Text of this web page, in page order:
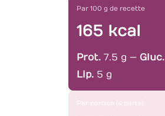
Par 100 g de recette
165 kcal
Prot. 7.5 g — Gluc.
Lip. 5 g